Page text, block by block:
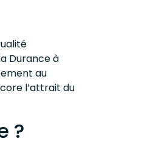
Durance à
au
l’attrait du
?